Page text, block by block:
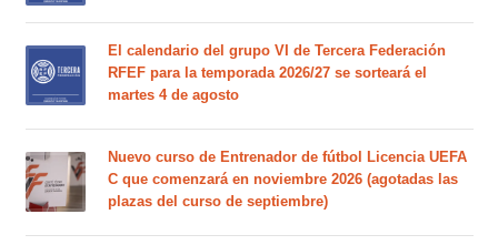
El calendario del grupo VI de Tercera Federación
RFEF para la temporada 2026/27 se sorteará el
martes 4 de agosto
Nuevo curso de Entrenador de fútbol Licencia UEFA
C que comenzará en noviembre 2026 (agotadas las
plazas del curso de septiembre)